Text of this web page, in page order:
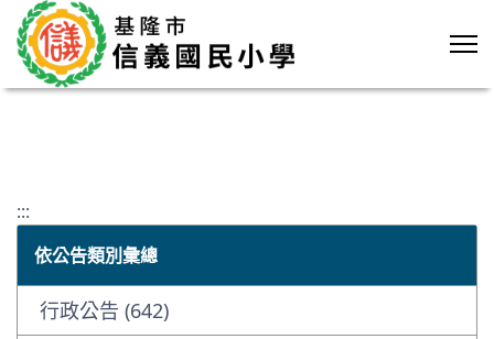
:::
依公告類別彙總
行政公告 (642)